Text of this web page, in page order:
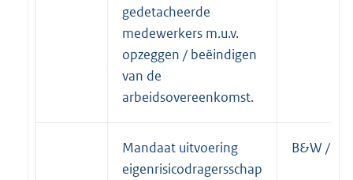
gedetacheerde
medewerkers m.u.v.
opzeggen / beëindigen
van de
arbeidsovereenkomst.
Mandaat uitvoering
eigenrisicodragersschap
B&W /